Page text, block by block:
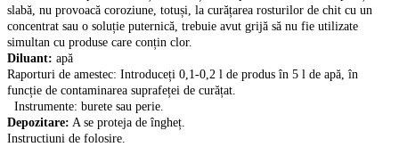
slabă, nu provoacă coroziune, totuși, la curățarea rosturilor de chit cu un
concentrat sau o soluție puternică, trebuie avut grijă să nu fie utilizate
simultan cu produse care conțin clor.
Diluant: apă
Raporturi de amestec: Introduceți 0,1-0,2 l de produs în 5 l de apă, în
funcție de contaminarea suprafeței de curățat.
Instrumente: burete sau perie.
Depozitare: A se proteja de îngheț.
Instructiuni de folosire.